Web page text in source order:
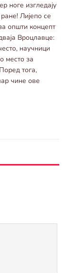
ноге изгледају
Лијепо се
општи концепт
Вроцлавце:
научници
место за
тога,
чине ове